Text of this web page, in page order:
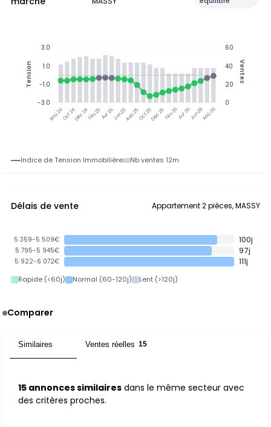
Aoû 24Oct 24Déc 24Fév 25Avr 25Jun 25Aoû 25Oct 25Déc 25Fév 26Avr 26Jun 26Aoû 26
60
40
20
0
Ventes
3.0
1.0
-1.0
-3.0
Tension
Indice de Tension Immobilière Nb ventes 12m
Délais de vente Appartement 2 pièces, MASSY
5 359-5 509€ 100j
5 795-5 945€ 97j
5 922-6 072€ 111j
Rapide (<60j) Normal (60-120j) Lent (>120j)
Comparer
Similaires Ventes réelles 15
15 annonces similaires dans le même secteur avec
des critères proches.